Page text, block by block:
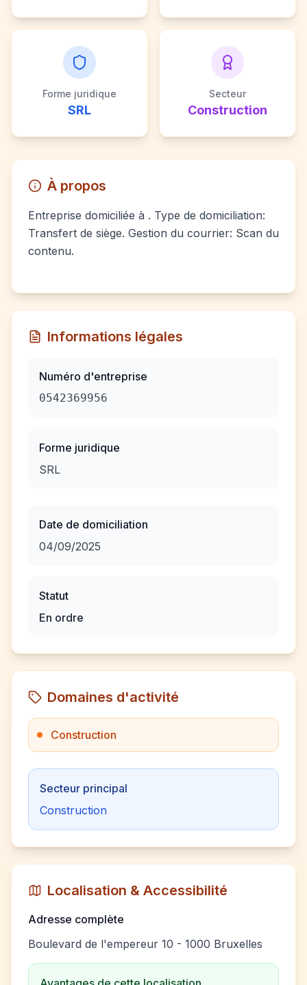
Forme juridique
SRL
Secteur
Construction
À propos
Entreprise domiciliée à . Type de domiciliation:
Transfert de siège. Gestion du courrier: Scan du
contenu.
Informations légales
Numéro d'entreprise
0542369956
Forme juridique
SRL
Date de domiciliation
04/09/2025
Statut
En ordre
Domaines d'activité
Construction
Secteur principal
Construction
Localisation & Accessibilité
Adresse complète
Boulevard de l'empereur 10 - 1000 Bruxelles